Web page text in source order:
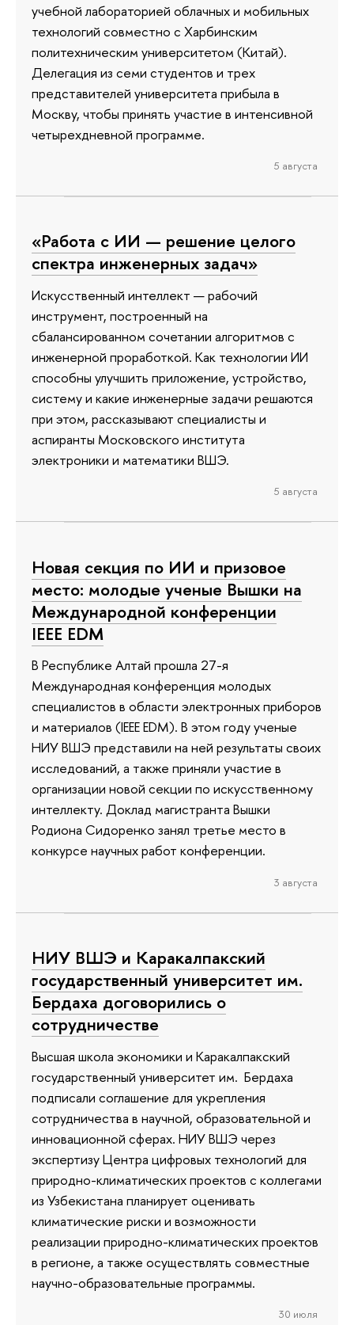
учебной лабораторией облачных и мобильных
технологий совместно с Харбинским
политехническим университетом (Китай).
Делегация из семи студентов и трех
представителей университета прибыла в
Москву, чтобы принять участие в интенсивной
четырехдневной программе.
5 августа
«Работа с ИИ — решение целого
спектра инженерных задач»
Искусственный интеллект — рабочий
инструмент, построенный на
сбалансированном сочетании алгоритмов с
инженерной проработкой. Как технологии ИИ
способны улучшить приложение, устройство,
систему и какие инженерные задачи решаются
при этом, рассказывают специалисты и
аспиранты Московского института
электроники и математики ВШЭ.
5 августа
Новая секция по ИИ и призовое
место: молодые ученые Вышки на
Международной конференции
IEEE EDM
В Республике Алтай прошла 27-я
Международная конференция молодых
специалистов в области электронных приборов
и материалов (IEEE EDM). В этом году ученые
НИУ ВШЭ представили на ней результаты своих
исследований, а также приняли участие в
организации новой секции по искусственному
интеллекту. Доклад магистранта Вышки
Родиона Сидоренко занял третье место в
конкурсе научных работ конференции.
3 августа
НИУ ВШЭ и Каракалпакский
государственный университет им.
Бердаха договорились о
сотрудничестве
Высшая школа экономики и Каракалпакский
государственный университет им. Бердаха
подписали соглашение для укрепления
сотрудничества в научной, образовательной и
инновационной сферах. НИУ ВШЭ через
экспертизу Центра цифровых технологий для
природно-климатических проектов с коллегами
из Узбекистана планирует оценивать
климатические риски и возможности
реализации природно-климатических проектов
в регионе, а также осуществлять совместные
научно-образовательные программы.
30 июля